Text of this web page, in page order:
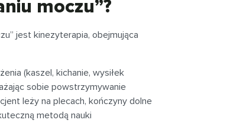
moczu”?
jest kinezyterapia, obejmująca
(kaszel, kichanie, wysiłek
sobie powstrzymywanie
leży na plecach, kończyny dolne
metodą nauki